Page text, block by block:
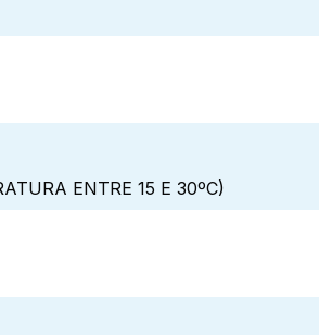
ENTRE 15 E 30ºC)